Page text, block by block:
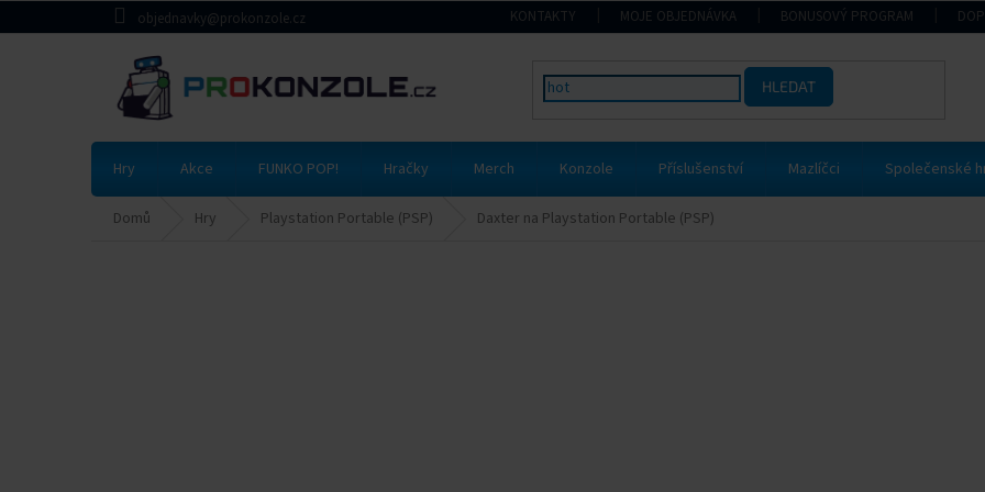
na
objednavky@prokonzole.cz KONTAKTY MOJE OBJEDNÁVKA BONUSOVÝ PROGRAM
HLEDAT
Hry Akce FUNKO POP! Hračky Merch Konzole Příslušenství Mazlíčci Společenské
Domů Hry Playstation Portable (PSP) Daxter na Playstation Portable (PSP)